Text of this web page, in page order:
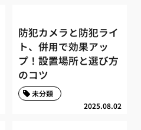
防犯カメラと防犯ライ
ト、併用で効果アッ
プ！設置場所と選び方
のコツ
2025.08.02
未分類